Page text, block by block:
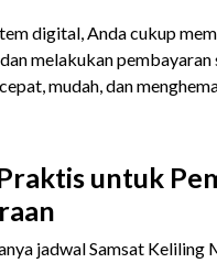
digital, Anda cukup
melakukan pembayaran
mudah, dan
untuk
jadwal Samsat Keliling